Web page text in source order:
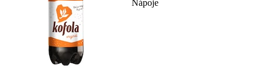
Nápoje